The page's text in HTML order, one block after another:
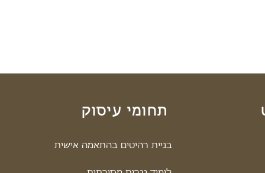
תחומי עיסוק
בניית רהיטים בהתאמה אישית